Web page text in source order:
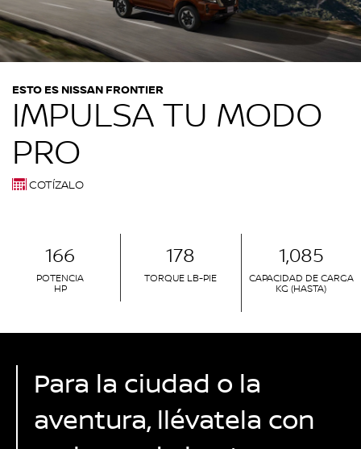
ESTO ES NISSAN FRONTIER
IMPULSA TU MODO
PRO
COTÍZALO
166
POTENCIA
HP
178
TORQUE LB-PIE
1,085
CAPACIDAD DE CARGA
KG (HASTA)
Para la ciudad o la
aventura, llévatela con